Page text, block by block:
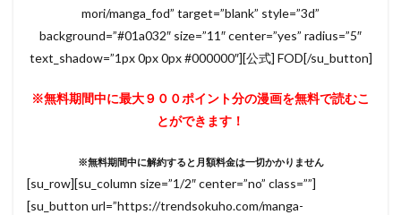
mori/manga_fod” target=”blank” style=”3d”
background=”#01a032″ size=”11″ center=”yes” radius=”5″
text_shadow=”1px 0px 0px #000000″][公式] FOD[/su_button]
※無料期間中に最大９００ポイント分の漫画を無料で読むこ
とができます！
※無料期間中に解約すると月額料金は一切かかりません
[su_row][su_column size=”1/2″ center=”no” class=””]
[su_button url=”https://trendsokuho.com/manga-